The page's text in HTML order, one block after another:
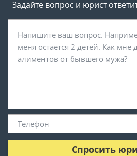
Задайте вопрос и юрист
Спросить